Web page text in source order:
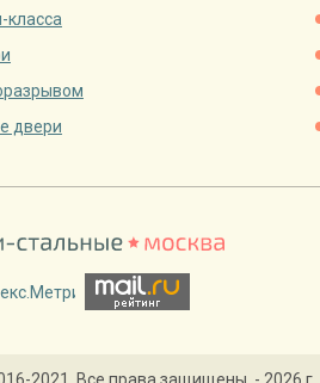
класса
двери